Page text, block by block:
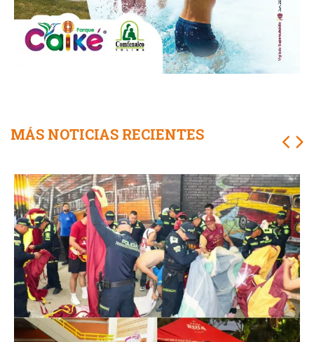
MÁS NOTICIAS RECIENTES